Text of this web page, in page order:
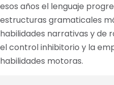
esos años el lenguaje
estructuras gramaticales
habilidades narrativas y de
el control inhibitorio y la
habilidades motoras.